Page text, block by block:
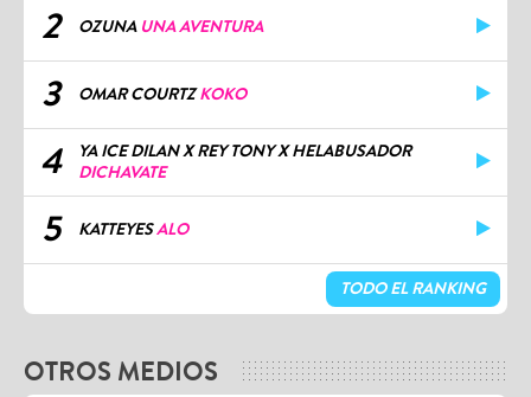
2 OZUNA UNA AVENTURA
3 OMAR COURTZKOKO
4
YA ICE DILAN X REY TONY X HELABUSADOR
DICHAVATE
5 KATTEYESALO
TODO EL RANKING
OTROS MEDIOS